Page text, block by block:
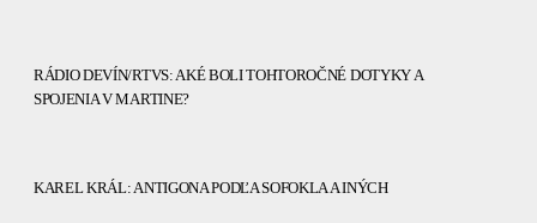
RÁDIO DEVÍN/RTVS: AKÉ BOLI TOHTOROČNÉ DOTYKY A
SPOJENIA V MARTINE?
KAREL KRÁL: ANTIGONA PODĽA SOFOKLA A INÝCH